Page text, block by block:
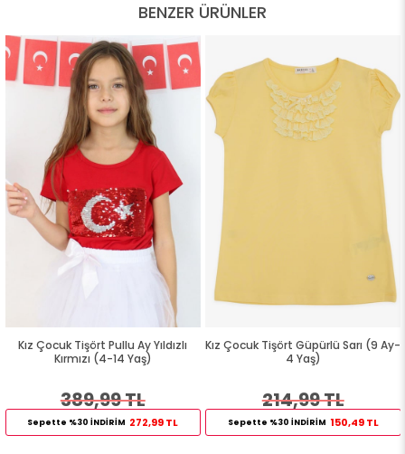
BENZER ÜRÜNLER
Kız Çocuk Tişört Pullu Ay Yıldızlı
Kırmızı (4-14 Yaş)
389,99 TL
Sepette %30 İNDİRİM 272,99 TL
Kız Çocuk Tişört Güpürlü Sarı (9 Ay-
4 Yaş)
214,99 TL
Sepette %30 İNDİRİM 150,49 TL